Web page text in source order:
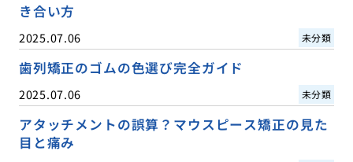
き合い方
2025.07.06 未分類
歯列矯正のゴムの色選び完全ガイド
2025.07.06 未分類
アタッチメントの誤算？マウスピース矯正の見た
目と痛み